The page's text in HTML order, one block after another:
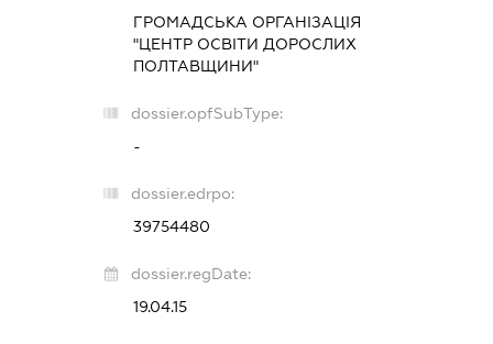
ГРОМАДСЬКА ОРГАНІЗАЦІЯ
"ЦЕНТР ОСВІТИ ДОРОСЛИХ
ПОЛТАВЩИНИ"
dossier.opfSubType:
-
dossier.edrpo:
39754480
dossier.regDate:
19.04.15